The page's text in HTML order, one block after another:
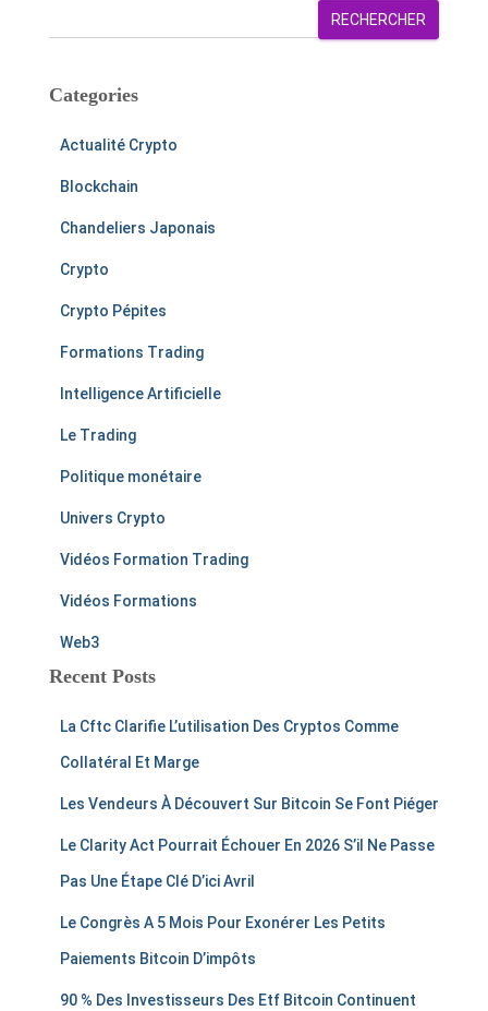
RECHERCHER
Categories
Actualité Crypto
Blockchain
Chandeliers Japonais
Crypto
Crypto Pépites
Formations Trading
Intelligence Artificielle
Le Trading
Politique monétaire
Univers Crypto
Vidéos Formation Trading
Vidéos Formations
Web3
Recent Posts
La Cftc Clarifie L’utilisation Des Cryptos Comme
Collatéral Et Marge
Les Vendeurs À Découvert Sur Bitcoin Se Font Piéger
Le Clarity Act Pourrait Échouer En 2026 S’il Ne Passe
Pas Une Étape Clé D’ici Avril
Le Congrès A 5 Mois Pour Exonérer Les Petits
Paiements Bitcoin D’impôts
90 % Des Investisseurs Des Etf Bitcoin Continuent